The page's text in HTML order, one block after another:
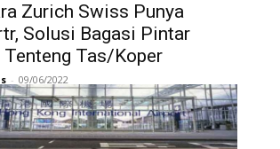
Zurich Swiss Punya
Solusi Bagasi Pintar
Tenteng Tas/Koper
- 09/06/2022